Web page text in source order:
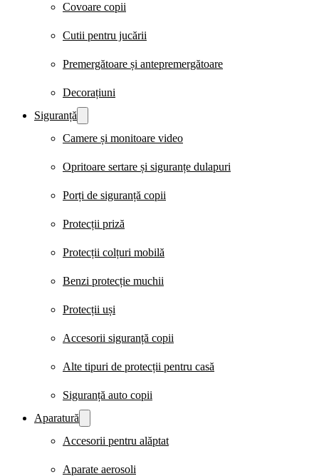
Covoare copii
Cutii pentru jucării
Premergătoare și antepremergătoare
Decorațiuni
Siguranță
Camere și monitoare video
Opritoare sertare și siguranțe dulapuri
Porți de siguranță copii
Protecții priză
Protecții colțuri mobilă
Benzi protecție muchii
Protecții uși
Accesorii siguranță copii
Alte tipuri de protecții pentru casă
Siguranță auto copii
Aparatură
Accesorii pentru alăptat
Aparate aerosoli